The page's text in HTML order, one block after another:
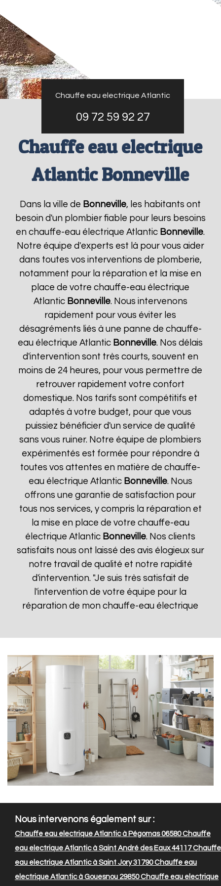
Chauffe eau electrique Atlantic
09 72 59 92 27
Chauffe eau electrique
Atlantic Bonneville
Dans la ville de Bonneville, les habitants ont
besoin d'un plombier fiable pour leurs besoins
en chauffe-eau électrique Atlantic Bonneville.
Notre équipe d'experts est là pour vous aider
dans toutes vos interventions de plomberie,
notamment pour la réparation et la mise en
place de votre chauffe-eau électrique
Atlantic Bonneville. Nous intervenons
rapidement pour vous éviter les
désagréments liés à une panne de chauffe-
eau électrique Atlantic Bonneville. Nos délais
d'intervention sont très courts, souvent en
moins de 24 heures, pour vous permettre de
retrouver rapidement votre confort
domestique. Nos tarifs sont compétitifs et
adaptés à votre budget, pour que vous
puissiez bénéficier d'un service de qualité
sans vous ruiner. Notre équipe de plombiers
expérimentés est formée pour répondre à
toutes vos attentes en matière de chauffe-
eau électrique Atlantic Bonneville. Nous
offrons une garantie de satisfaction pour
tous nos services, y compris la réparation et
la mise en place de votre chauffe-eau
électrique Atlantic Bonneville. Nos clients
satisfaits nous ont laissé des avis élogieux sur
notre travail de qualité et notre rapidité
d'intervention. "Je suis très satisfait de
l'intervention de votre équipe pour la
réparation de mon chauffe-eau électrique
Nous intervenons également sur :
Chauffe eau electrique Atlantic à Pégomas 06580Chauffe
eau electrique Atlantic à Saint André des Eaux 44117Chauffe
eau electrique Atlantic à Saint Jory 31790Chauffe eau
electrique Atlantic à Gouesnou 29850Chauffe eau electrique